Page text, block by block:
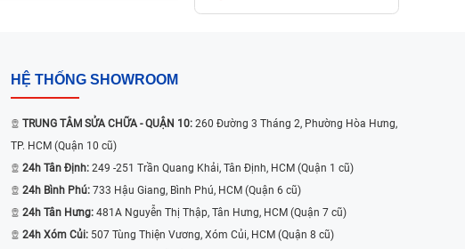
HỆ THỐNG SHOWROOM
TRUNG TÂM SỬA CHỮA - QUẬN 10: 260 Đường 3 Tháng 2, Phường Hòa Hưng,
TP. HCM (Quận 10 cũ)
24h Tân Định: 249 -251 Trần Quang Khải, Tân Định, HCM (Quận 1 cũ)
24h Bình Phú: 733 Hậu Giang, Bình Phú, HCM (Quận 6 cũ)
24h Tân Hưng: 481A Nguyễn Thị Thập, Tân Hưng, HCM (Quận 7 cũ)
24h Xóm Củi: 507 Tùng Thiện Vương, Xóm Củi, HCM (Quận 8 cũ)